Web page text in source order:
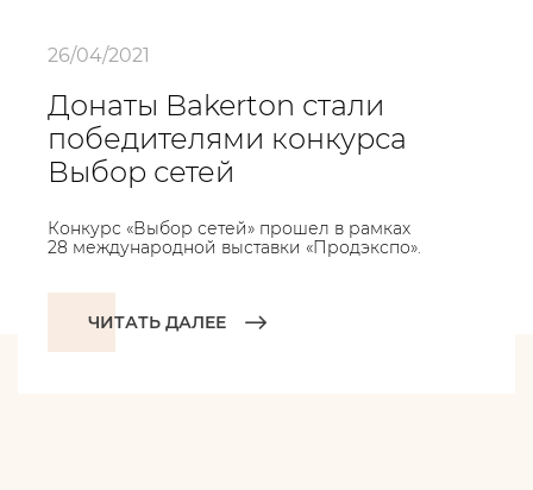
26/04/2021
Донаты Bakerton стали
победителями конкурса
Выбор сетей
Конкурс «Выбор сетей» прошел в рамках
28 международной выставки «Продэкспо».
ЧИТАТЬ ДАЛЕЕ